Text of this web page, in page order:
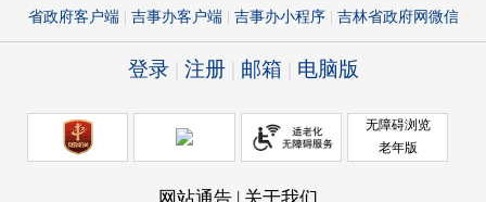
态调整机制，打破身份固化，形成有序竞争的发展格
局。 三、建设目标 “双特色”建设要根植吉林
大地，服务振兴发展，突出以提高质量为核心的内涵
色发展为支撑的体系建设，全面提升我省高等教育支
撑力、贡献力、竞争力。 ——到2022年，“双特
色”建设取得显著成效，综合发展水平进入全国前列。
要支撑，是社会主义新农村建设的重要内容。要坚持
以目标、问题为导向，扎实推进农村公路从“会战式”
建设向集中攻坚转变，从注重规模增长向高质量发展
应发展向引领发展转变。 ——坚持合力发展、县
为主体。按照农村公路有关法律法规及政策规定，县
省发展改革委副主任 战高峰 省教育厅副厅长
谢景武 省科技厅副厅长 卢大明 省工业和信
息化厅副厅长 金明哲 省民委副主任 省公安
政厅副厅长 姬国海 省人力资源社会保障厅副厅长
台培青 省国土资源厅副厅长 刘 萍 省住房城